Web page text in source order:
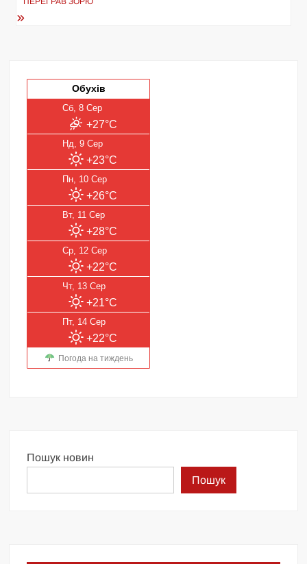
Обухів
Сб, 8 Сер
+27°C
Нд, 9 Сер
+23°C
Пн, 10 Сер
+26°C
Вт, 11 Сер
+28°C
Ср, 12 Сер
+22°C
Чт, 13 Сер
+21°C
Пт, 14 Сер
+22°C
Погода на тиждень
Пошук новин
Пошук